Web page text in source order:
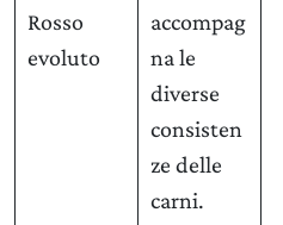
Rosso
evoluto
accompag
na le
diverse
consisten
ze delle
carni.